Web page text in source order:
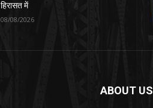
हिरासत में
08/08/2026
ABOUT US